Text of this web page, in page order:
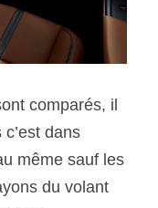
comparés, il
dans
même sauf les
du volant